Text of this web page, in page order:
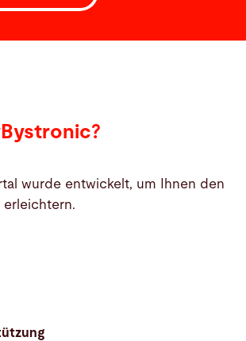
wurde entwickelt, um Ihnen den
erleichtern.